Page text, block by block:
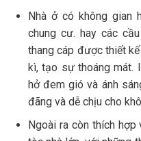
Nhà ở có không gian
chung cư. hay các
thang cáp được thiết
kì, tạo sự thoáng mát.
hở đem gió và ánh
đãng và dễ chịu cho
Ngoài ra còn thích